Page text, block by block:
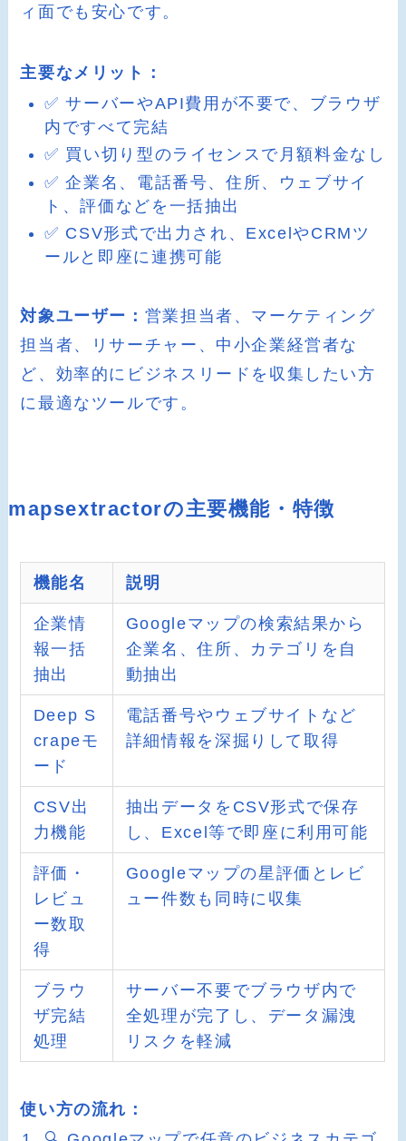
ィ面でも安心です。
主要なメリット：
✅ サーバーやAPI費用が不要で、ブラウザ
内ですべて完結
✅ 買い切り型のライセンスで月額料金なし
✅ 企業名、電話番号、住所、ウェブサイ
ト、評価などを一括抽出
✅ CSV形式で出力され、ExcelやCRMツ
ールと即座に連携可能
対象ユーザー： 営業担当者、マーケティング
担当者、リサーチャー、中小企業経営者な
ど、効率的にビジネスリードを収集したい方
に最適なツールです。
mapsextractorの主要機能・特徴
機能名 説明
企業情
報一括
抽出
Googleマップの検索結果から
企業名、住所、カテゴリを自
動抽出
Deep S
crapeモ
ード
電話番号やウェブサイトなど
詳細情報を深掘りして取得
CSV出
力機能
抽出データをCSV形式で保存
し、Excel等で即座に利用可能
評価・
レビュ
ー数取
得
Googleマップの星評価とレビ
ュー件数も同時に収集
ブラウ
ザ完結
処理
サーバー不要でブラウザ内で
全処理が完了し、データ漏洩
リスクを軽減
使い方の流れ：